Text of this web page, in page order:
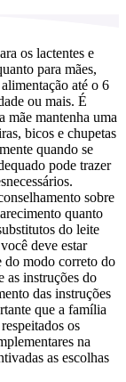
os lactentes e
para mães,
até o 6
ou mais. É
mãe mantenha uma
bicos e chupetas
quando se
pode trazer
sobre
quanto
do leite
deve estar
do modo correto do
as instruções do
das instruções
que a família
os
na
as escolhas